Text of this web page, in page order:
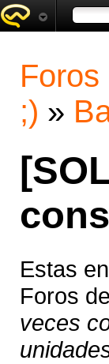
Foros
;) »
Estas
Foros
veces